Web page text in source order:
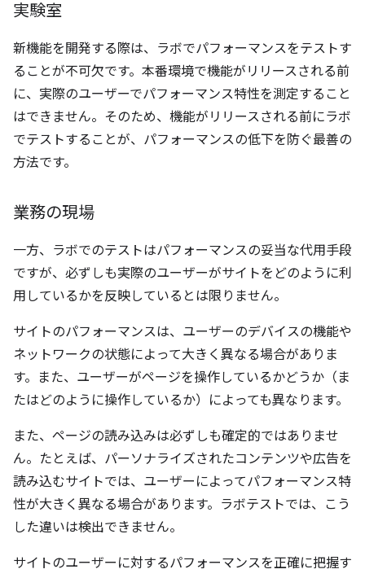
実験室
新機能を開発する際は、ラボでパフォーマンスをテストす
ることが不可欠です。本番環境で機能がリリースされる前
に、実際のユーザーでパフォーマンス特性を測定すること
はできません。そのため、機能がリリースされる前にラボ
でテストすることが、パフォーマンスの低下を防ぐ最善の
方法です。
業務の現場
一方、ラボでのテストはパフォーマンスの妥当な代用手段
ですが、必ずしも実際のユーザーがサイトをどのように利
用しているかを反映しているとは限りません。
サイトのパフォーマンスは、ユーザーのデバイスの機能や
ネットワークの状態によって大きく異なる場合がありま
す。また、ユーザーがページを操作しているかどうか（ま
たはどのように操作しているか）によっても異なります。
また、ページの読み込みは必ずしも確定的ではありませ
ん。たとえば、パーソナライズされたコンテンツや広告を
読み込むサイトでは、ユーザーによってパフォーマンス特
性が大きく異なる場合があります。ラボテストでは、こう
した違いは検出できません。
サイトのユーザーに対するパフォーマンスを正確に把握す